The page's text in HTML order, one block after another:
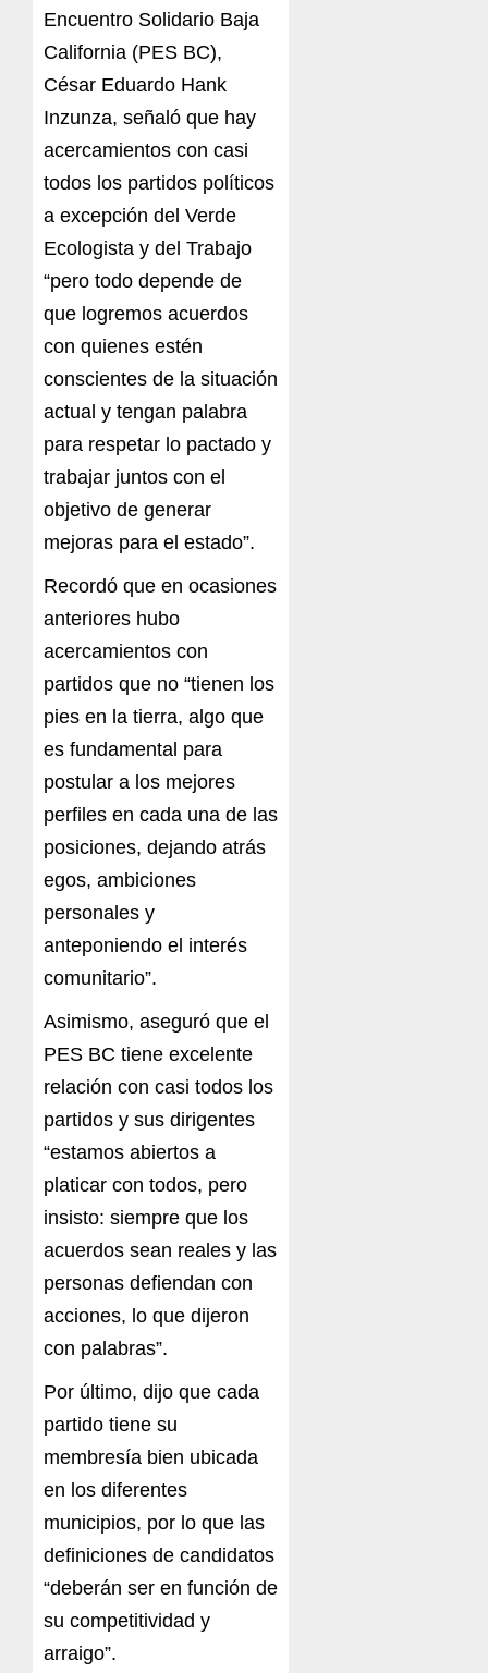
Encuentro Solidario Baja
California (PES BC),
César Eduardo Hank
Inzunza, señaló que hay
acercamientos con casi
todos los partidos políticos
a excepción del Verde
Ecologista y del Trabajo
“pero todo depende de
que logremos acuerdos
con quienes estén
conscientes de la situación
actual y tengan palabra
para respetar lo pactado y
trabajar juntos con el
objetivo de generar
mejoras para el estado”.
Recordó que en ocasiones
anteriores hubo
acercamientos con
partidos que no “tienen los
pies en la tierra, algo que
es fundamental para
postular a los mejores
perfiles en cada una de las
posiciones, dejando atrás
egos, ambiciones
personales y
anteponiendo el interés
comunitario”.
Asimismo, aseguró que el
PES BC tiene excelente
relación con casi todos los
partidos y sus dirigentes
“estamos abiertos a
platicar con todos, pero
insisto: siempre que los
acuerdos sean reales y las
personas defiendan con
acciones, lo que dijeron
con palabras”.
Por último, dijo que cada
partido tiene su
membresía bien ubicada
en los diferentes
municipios, por lo que las
definiciones de candidatos
“deberán ser en función de
su competitividad y
arraigo”.